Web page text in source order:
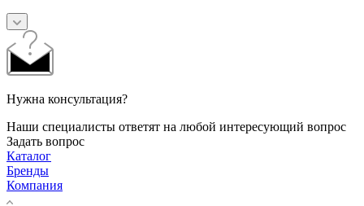
Нужна консультация?
Наши специалисты ответят на любой интересующий вопрос
Задать вопрос
Каталог
Бренды
Компания